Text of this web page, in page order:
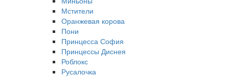
Мстители
Оранжевая корова
Пони
Принцесса София
Принцессы Диснея
Роблокс
Русалочка